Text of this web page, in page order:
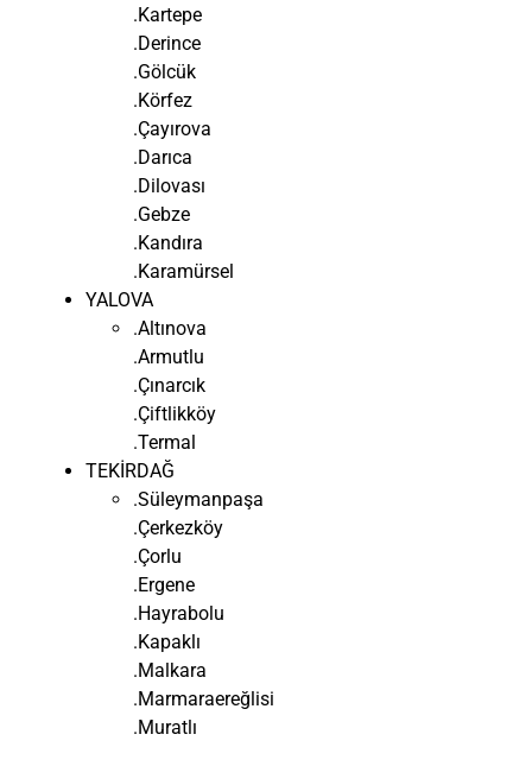
.Kartepe
.Derince
.Gölcük
.Körfez
.Çayırova
.Darıca
.Dilovası
.Gebze
.Kandıra
.Karamürsel
YALOVA
.Altınova
.Armutlu
.Çınarcık
.Çiftlikköy
.Termal
TEKİRDAĞ
.Süleymanpaşa
.Çerkezköy
.Çorlu
.Ergene
.Hayrabolu
.Kapaklı
.Malkara
.Marmaraereğlisi
.Muratlı